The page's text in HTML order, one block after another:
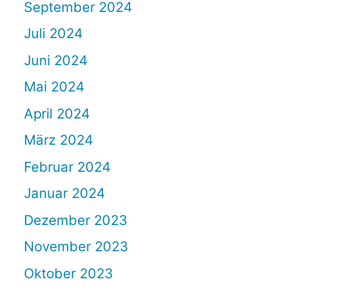
September 2024
Juli 2024
Juni 2024
Mai 2024
April 2024
März 2024
Februar 2024
Januar 2024
Dezember 2023
November 2023
Oktober 2023